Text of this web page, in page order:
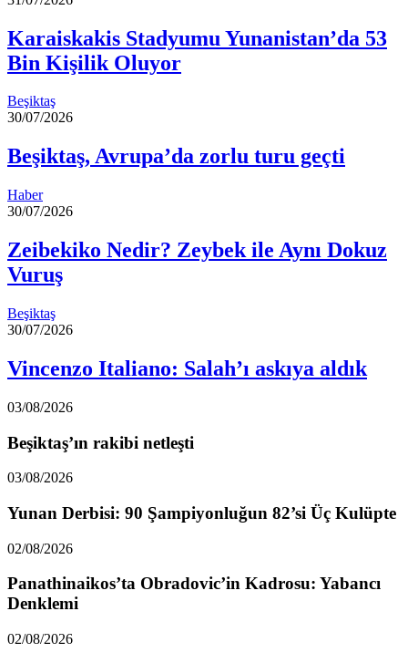
Karaiskakis Stadyumu Yunanistan’da 53
Bin Kişilik Oluyor
Beşiktaş
30/07/2026
Beşiktaş, Avrupa’da zorlu turu geçti
Haber
30/07/2026
Zeibekiko Nedir? Zeybek ile Aynı Dokuz
Vuruş
Beşiktaş
30/07/2026
Vincenzo Italiano: Salah’ı askıya aldık
03/08/2026
Beşiktaş’ın rakibi netleşti
03/08/2026
Yunan Derbisi: 90 Şampiyonluğun 82’si Üç Kulüpte
02/08/2026
Panathinaikos’ta Obradovic’in Kadrosu: Yabancı
Denklemi
02/08/2026